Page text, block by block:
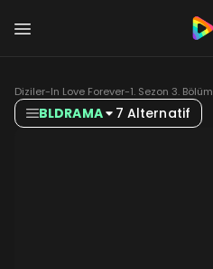
Diziler-In Love Forever-1. Sezon 3. Bölüm
BLDRAMA 7 Alternatif